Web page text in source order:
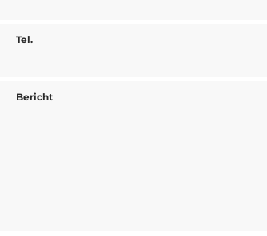
Tel.
Bericht